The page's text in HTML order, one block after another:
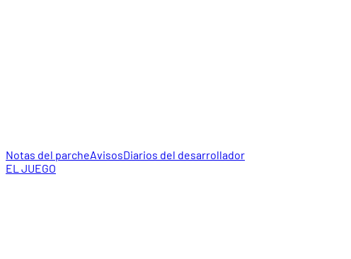
Notas del parcheAvisosDiarios del desarrollador
EL JUEGO